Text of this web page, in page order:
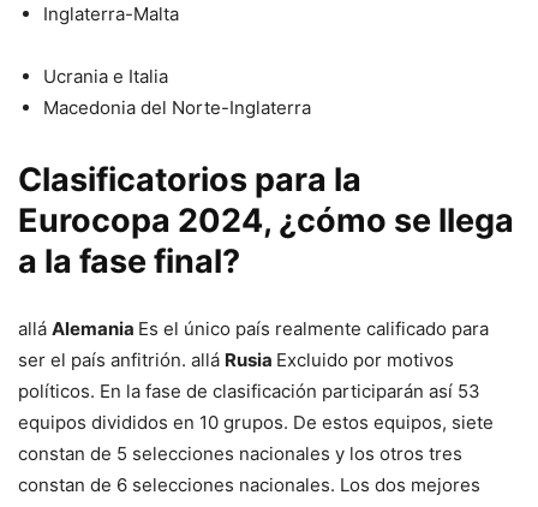
Inglaterra-Malta
Ucrania e Italia
Macedonia del Norte-Inglaterra
Clasificatorios para la
Eurocopa 2024, ¿cómo se llega
a la fase final?
allá Alemania Es el único país realmente calificado para
ser el país anfitrión. allá Rusia Excluido por motivos
políticos. En la fase de clasificación participarán así 53
equipos divididos en 10 grupos. De estos equipos, siete
constan de 5 selecciones nacionales y los otros tres
constan de 6 selecciones nacionales. Los dos mejores